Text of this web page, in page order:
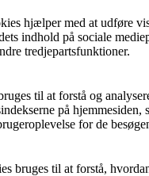
hjælper med at udføre
indhold på sociale
tredjepartsfunktioner.
til at forstå og
på hjemmesiden,
for de
bruges til at forstå,